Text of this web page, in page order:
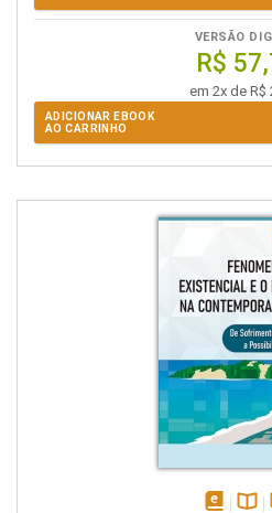
VERSÃO
R$
em 2x de R$
ADICIONAR EBOOK
AO CARRINHO